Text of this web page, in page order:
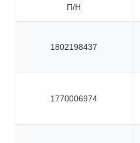
П/Н
1802198437
1770006974